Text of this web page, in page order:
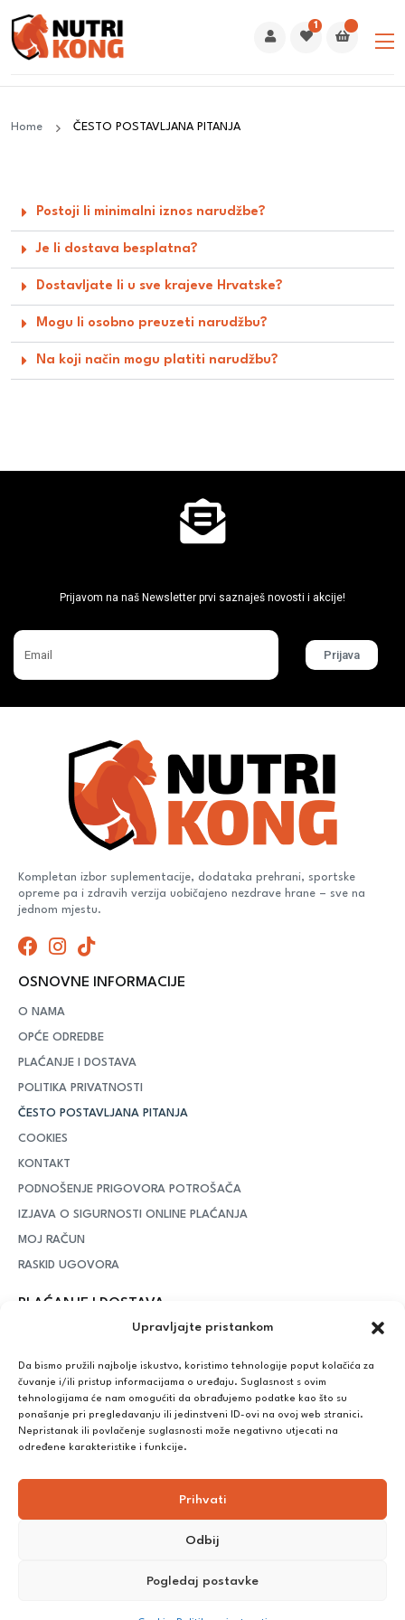
Upravljajte pristankom
Da bismo pružili najbolje iskustvo, koristimo tehnologije poput kolačića za
čuvanje i/ili pristup informacijama o uređaju. Suglasnost s ovim
tehnologijama će nam omogućiti da obrađujemo podatke kao što su
ponašanje pri pregledavanju ili jedinstveni ID-ovi na ovoj web stranici.
Nepristanak ili povlačenje suglasnosti može negativno utjecati na
određene karakteristike i funkcije.
Prihvati
Odbij
Pogledaj postavke
1
Home ČESTO POSTAVLJANA PITANJA
Postoji li minimalni iznos narudžbe?
Je li dostava besplatna?
Dostavljate li u sve krajeve Hrvatske?
Mogu li osobno preuzeti narudžbu?
Na koji način mogu platiti narudžbu?
Prijavom na naš Newsletter prvi saznaješ novosti i akcije!
Prijava
Kompletan izbor suplementacije, dodataka prehrani, sportske
opreme pa i zdravih verzija uobičajeno nezdrave hrane – sve na
jednom mjestu.
OSNOVNE INFORMACIJE
O NAMA
OPĆE ODREDBE
PLAĆANJE I DOSTAVA
POLITIKA PRIVATNOSTI
ČESTO POSTAVLJANA PITANJA
COOKIES
KONTAKT
PODNOŠENJE PRIGOVORA POTROŠAČA
IZJAVA O SIGURNOSTI ONLINE PLAĆANJA
MOJ RAČUN
RASKID UGOVORA
PLAĆANJE I DOSTAVA
Plaćanje:
Bankovna transakcija, plaćanje prilikom preuzimanja, CorvusPay